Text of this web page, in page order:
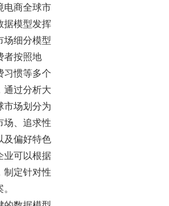
电商全球市
据模型发挥
场细分模型
者按照地
习惯等多个
通过分析大
市场划分为
场、追求性
及偏好特色
业可以根据
制定针对性